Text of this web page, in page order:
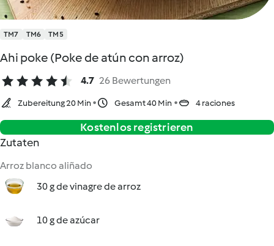
TM7 TM6 TM5
Ahi poke (Poke de atún con arroz)
4.7 26 Bewertungen
Zubereitung 20 Min Gesamt 40 Min 4 raciones
Kostenlos registrieren
Zutaten
Arroz blanco aliñado
30 g de vinagre de arroz
10 g de azúcar